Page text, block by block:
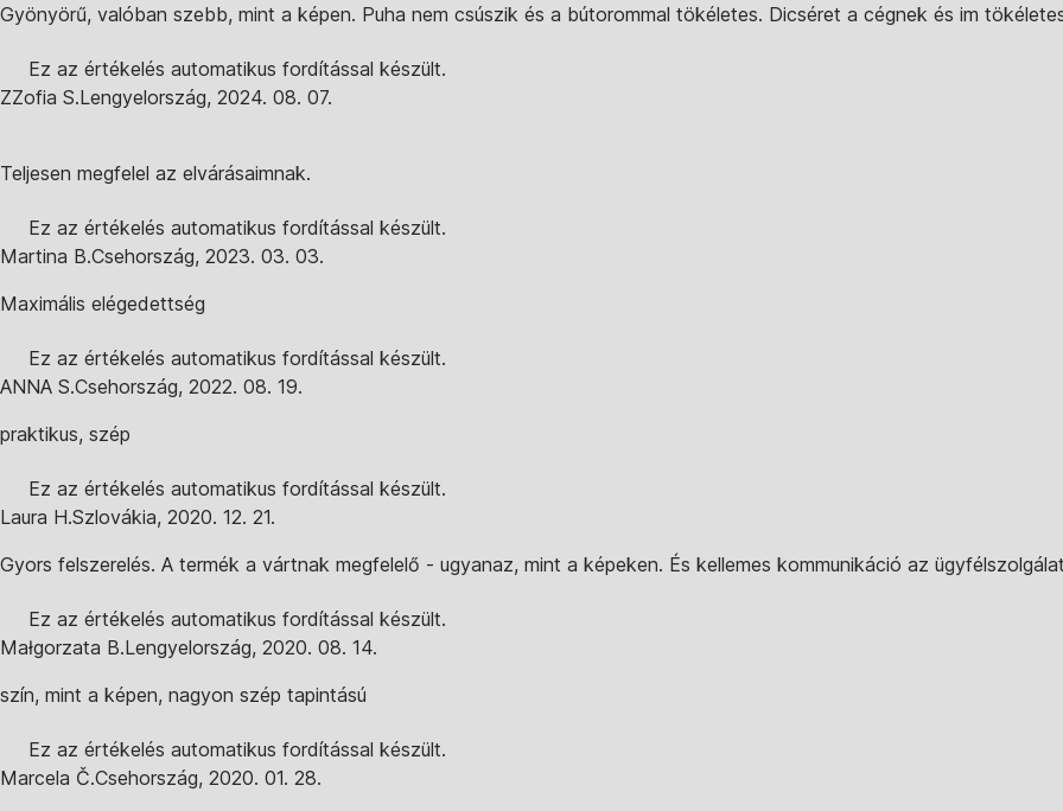
Gyönyörű, valóban szebb, mint a képen. Puha nem csúszik és a bútorommal tökéletes. Dicséret a cégnek és im
Ez az értékelés automatikus fordítással készült.
ZZofia S.Lengyelország, 2024. 08. 07.
Teljesen megfelel az elvárásaimnak.
Ez az értékelés automatikus fordítással készült.
Martina B.Csehország, 2023. 03. 03.
Maximális elégedettség
Ez az értékelés automatikus fordítással készült.
ANNA S.Csehország, 2022. 08. 19.
praktikus, szép
Ez az értékelés automatikus fordítással készült.
Laura H.Szlovákia, 2020. 12. 21.
Gyors felszerelés. A termék a vártnak megfelelő - ugyanaz, mint a képeken. És kellemes kommunikáció az
Ez az értékelés automatikus fordítással készült.
Małgorzata B.Lengyelország, 2020. 08. 14.
szín, mint a képen, nagyon szép tapintású
Ez az értékelés automatikus fordítással készült.
Marcela Č.Csehország, 2020. 01. 28.